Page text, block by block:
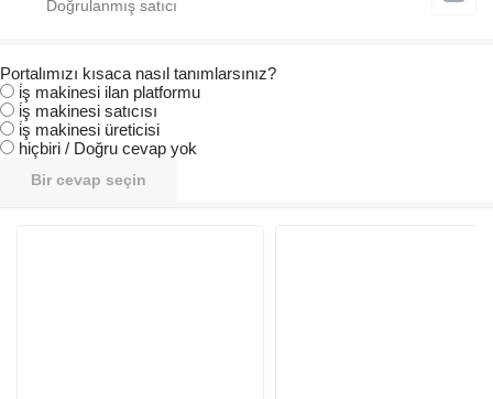
Portalımızı kısaca nasıl tanımlarsınız?
i̇ş makinesi ilan platformu
i̇ş makinesi satıcısı
i̇ş makinesi üreticisi
hiçbiri / Doğru cevap yok
Bir cevap seçin